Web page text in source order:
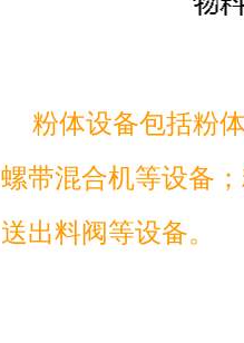
粉体设备包括粉
螺带混合机等设备
送出料阀等设备。